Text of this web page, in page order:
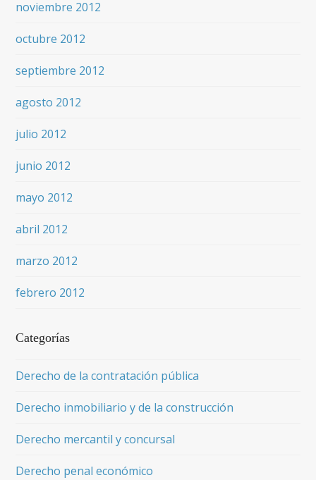
noviembre 2012
octubre 2012
septiembre 2012
agosto 2012
julio 2012
junio 2012
mayo 2012
abril 2012
marzo 2012
febrero 2012
Categorías
Derecho de la contratación pública
Derecho inmobiliario y de la construcción
Derecho mercantil y concursal
Derecho penal económico